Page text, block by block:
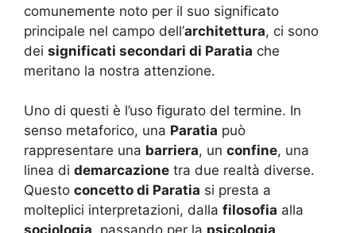
comunemente noto per il suo significato
principale nel campo dell’architettura, ci sono
dei significati secondari di Paratia che
meritano la nostra attenzione.
Uno di questi è l’uso figurato del termine. In
senso metaforico, una Paratia può
rappresentare una barriera, un confine, una
linea di demarcazione tra due realtà diverse.
Questo concetto di Paratia si presta a
molteplici interpretazioni, dalla filosofia alla